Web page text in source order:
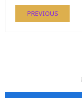
PREVIOUS